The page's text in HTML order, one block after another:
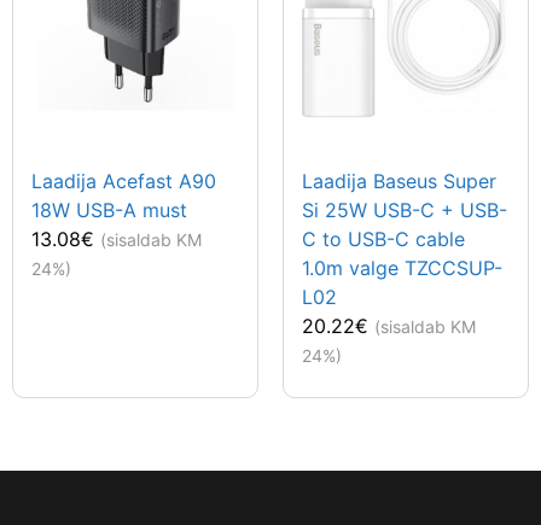
Laadija Acefast A90
18W USB-A must
13.08€ (sisaldab KM
24%)
Laadija Baseus Super
Si 25W USB-C + USB-
C to USB-C cable
1.0m valge TZCCSUP-
L02
20.22€ (sisaldab KM
24%)